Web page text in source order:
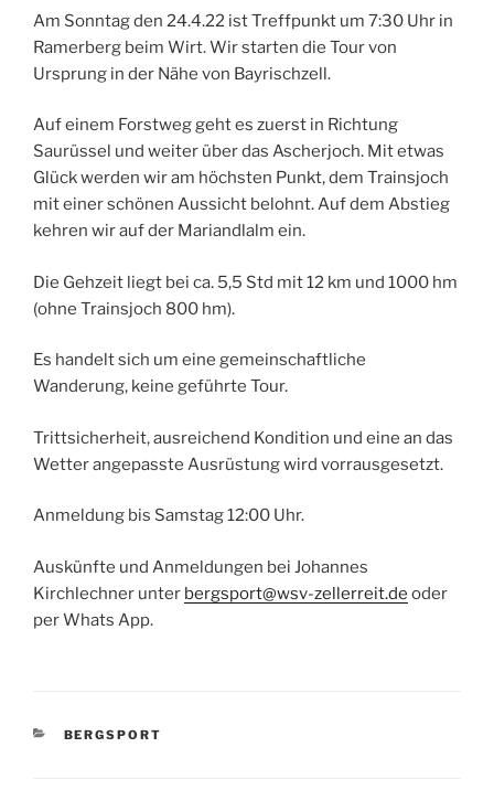
Am Sonntag den 24.4.22 ist Treffpunkt um 7:30 Uhr in
Ramerberg beim Wirt. Wir starten die Tour von
Ursprung in der Nähe von Bayrischzell.
Auf einem Forstweg geht es zuerst in Richtung
Saurüssel und weiter über das Ascherjoch. Mit etwas
Glück werden wir am höchsten Punkt, dem Trainsjoch
mit einer schönen Aussicht belohnt. Auf dem Abstieg
kehren wir auf der Mariandlalm ein.
Die Gehzeit liegt bei ca. 5,5 Std mit 12 km und 1000 hm
(ohne Trainsjoch 800 hm).
Es handelt sich um eine gemeinschaftliche
Wanderung, keine geführte Tour.
Trittsicherheit, ausreichend Kondition und eine an das
Wetter angepasste Ausrüstung wird vorrausgesetzt.
Anmeldung bis Samstag 12:00 Uhr.
Auskünfte und Anmeldungen bei Johannes
Kirchlechner unter bergsport@wsv-zellerreit.de oder
per Whats App.
KATEGORIEN
BERGSPORT